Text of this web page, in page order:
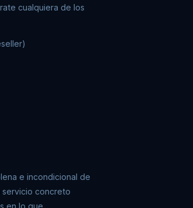
cualquiera de los
e incondicional de
servicio concreto
en lo que